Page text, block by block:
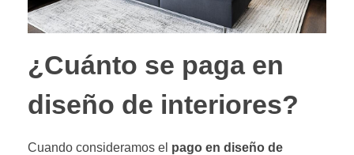
¿Cuánto se paga en
diseño de interiores?
Cuando consideramos el pago en diseño de